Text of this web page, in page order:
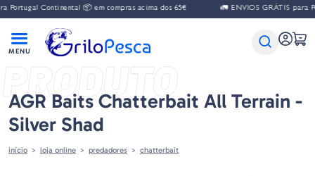
Continental 📦 em compras acima dos 65€ 🚛 ENVIOS GRÁTIS para
PRODUTO
AGR Baits Chatterbait All Terrain -
Silver Shad
início loja online predadores chatterbait